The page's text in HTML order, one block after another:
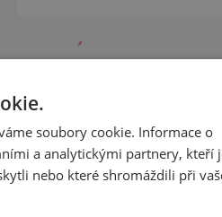
soubory cookie. Informace o
a analytickými partnery, kteří
nebo které shromáždili při